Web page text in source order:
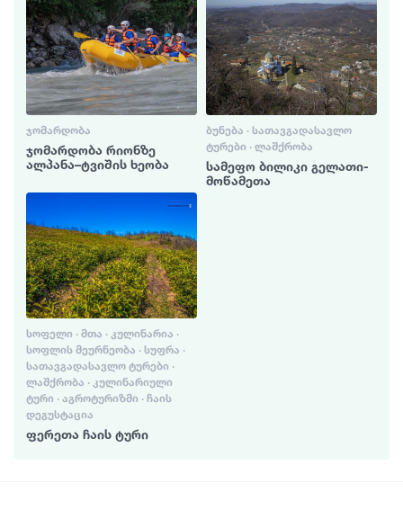
ᲯᲝᲛᲐᲠᲓᲝᲑᲐ
ჯომარდობა რიონზე
ალპანა–ტვიშის ხეობა
ᲑᲣᲜᲔᲑᲐ · ᲡᲐᲗᲐᲕᲒᲐᲓᲐᲡᲐᲕᲚᲝ
ᲢᲣᲠᲔᲑᲘ · ᲚᲐᲨᲥᲠᲝᲑᲐ
სამეფო ბილიკი გელათი-
მოწამეთა
ᲡᲝᲤᲔᲚᲘ · ᲛᲗᲐ · ᲙᲣᲚᲘᲜᲐᲠᲘᲐ ·
ᲡᲝᲤᲚᲘᲡ ᲛᲔᲣᲠᲜᲔᲝᲑᲐ · ᲡᲣᲤᲠᲐ ·
ᲡᲐᲗᲐᲕᲒᲐᲓᲐᲡᲐᲕᲚᲝ ᲢᲣᲠᲔᲑᲘ ·
ᲚᲐᲨᲥᲠᲝᲑᲐ · ᲙᲣᲚᲘᲜᲐᲠᲘᲣᲚᲘ
ᲢᲣᲠᲘ · ᲐᲒᲠᲝᲢᲣᲠᲘᲖᲛᲘ · ᲩᲐᲘᲡ
ᲓᲔᲒᲣᲡᲢᲐᲪᲘᲐ
ფერეთა ჩაის ტური